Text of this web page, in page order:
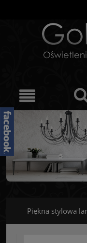
Piękna stylowa